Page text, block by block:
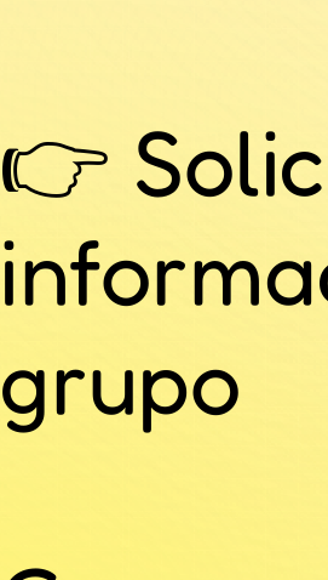
👉
grupo